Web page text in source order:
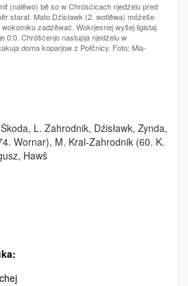
(nalěwo) bě so w Chrósćicach njedźelu před
starał. Mato Dźisławk (2. wotlěwa) móžeše
zadźěwać. Wokrjesnej wyšej ligistaj
0:0. Chróšćenjo nastupja njedźelu w
doma koparjow z Połčnicy. Foto: Mia-
Škoda, L. Zahrodnik, Dźisławk, Zynda,
Wornar), M. Kral-Zahrodnik (60. K.
Hawš